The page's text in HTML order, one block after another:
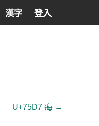
漢字 登入
U+75D7 痗 →